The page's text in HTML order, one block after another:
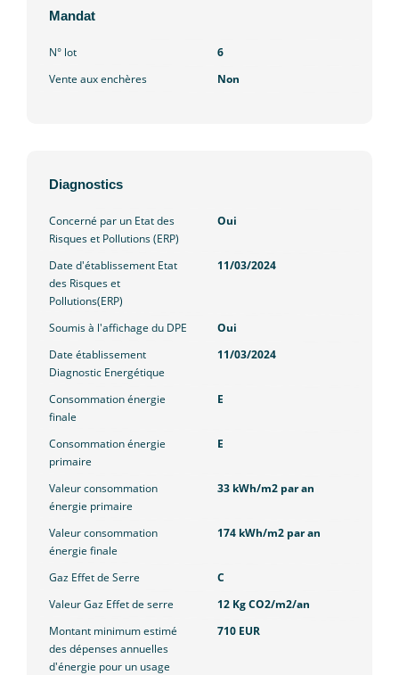
Mandat
N° lot
6
Vente aux enchères
Non
Diagnostics
Concerné par un Etat des
Risques et Pollutions (ERP)
Oui
Date d'établissement Etat
des Risques et
Pollutions(ERP)
11/03/2024
Soumis à l'affichage du DPE
Oui
Date établissement
Diagnostic Energétique
11/03/2024
Consommation énergie
finale
E
Consommation énergie
primaire
E
Valeur consommation
énergie primaire
33 kWh/m2 par an
Valeur consommation
énergie finale
174 kWh/m2 par an
Gaz Effet de Serre
C
Valeur Gaz Effet de serre
12 Kg CO2/m2/an
Montant minimum estimé
des dépenses annuelles
d'énergie pour un usage
710 EUR